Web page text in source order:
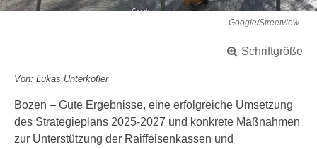
Google/Streetview
Schriftgröße
Von: Lukas Unterkofler
Bozen – Gute Ergebnisse, eine erfolgreiche Umsetzung
des Strategieplans 2025-2027 und konkrete Maßnahmen
zur Unterstützung der Raiffeisenkassen und